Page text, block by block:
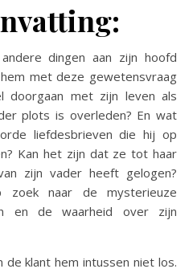
dingen aan zijn hoofd
met deze gewetensvraag
doorgaan met zijn leven als
plots is overleden? En wat
liefdesbrieven die hij op
Kan het zijn dat ze tot haar
zijn vader heeft gelogen?
zoek naar de mysterieuze
en de waarheid over zijn
klant hem intussen niet los.